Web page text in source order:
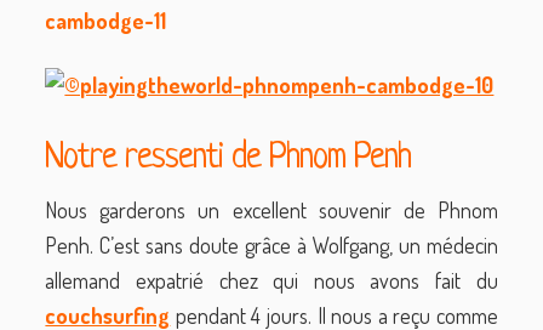
Notre ressenti de Phnom Penh
Nous garderons un excellent souvenir de Phnom
Penh. C’est sans doute grâce à Wolfgang, un médecin
allemand expatrié chez qui nous avons fait du
couchsurfing pendant 4 jours. Il nous a reçu comme